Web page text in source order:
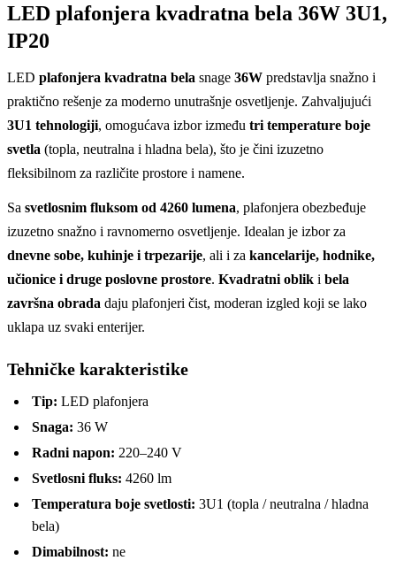
LED plafonjera kvadratna bela 36W 3U1,
IP20
LED plafonjera kvadratna bela snage 36W predstavlja snažno i
praktično rešenje za moderno unutrašnje osvetljenje. Zahvaljujući
3U1 tehnologiji, omogućava izbor između tri temperature boje
svetla (topla, neutralna i hladna bela), što je čini izuzetno
fleksibilnom za različite prostore i namene.
Sa svetlosnim fluksom od 4260 lumena, plafonjera obezbeđuje
izuzetno snažno i ravnomerno osvetljenje. Idealan je izbor za
dnevne sobe, kuhinje i trpezarije, ali i za kancelarije, hodnike,
učionice i druge poslovne prostore. Kvadratni oblik i bela
završna obrada daju plafonjeri čist, moderan izgled koji se lako
uklapa uz svaki enterijer.
Tehničke karakteristike
Tip: LED plafonjera
Snaga: 36 W
Radni napon: 220–240 V
Svetlosni fluks: 4260 lm
Temperatura boje svetlosti: 3U1 (topla / neutralna / hladna
bela)
Dimabilnost: ne